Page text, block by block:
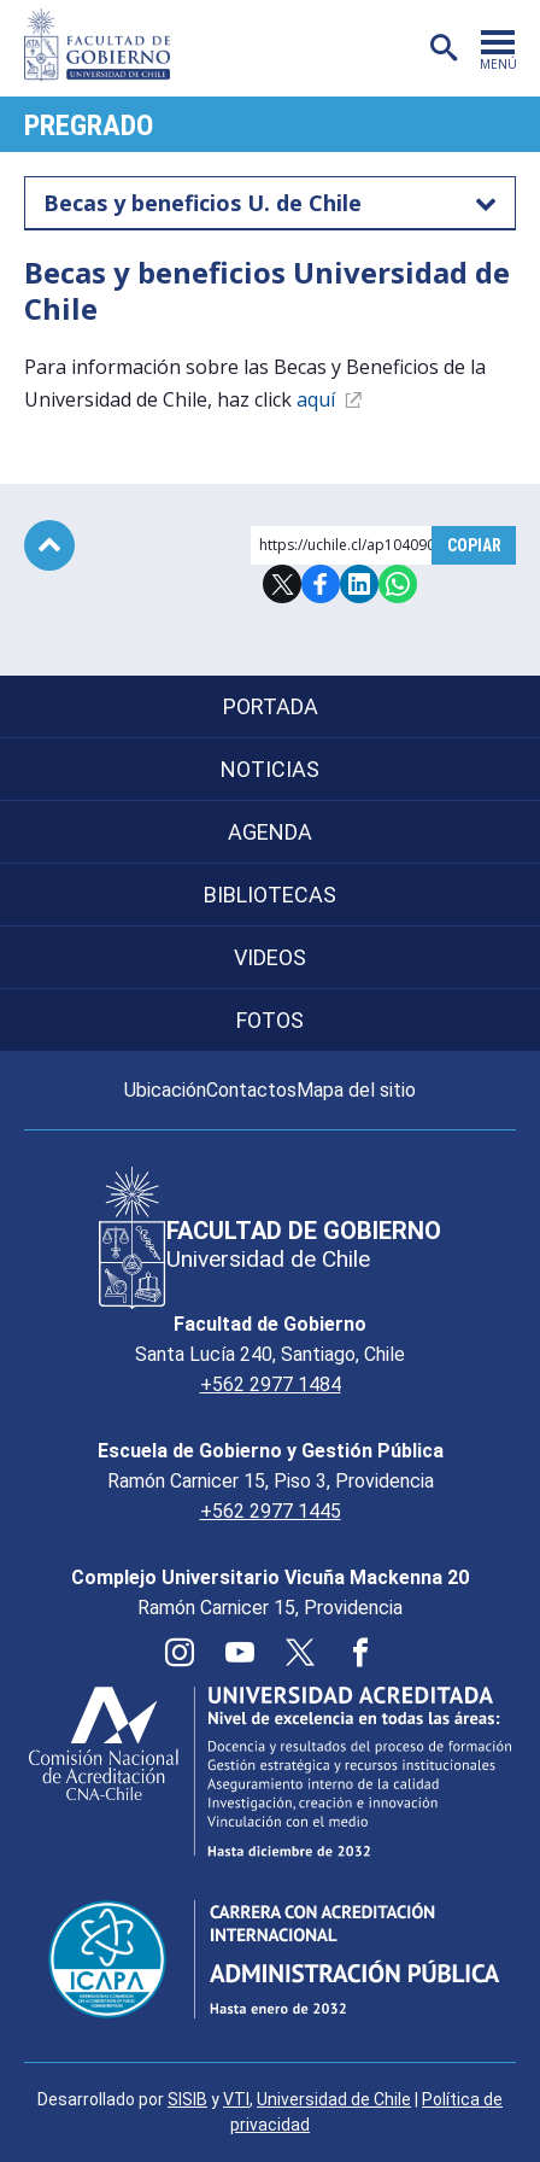
MENÚ
FACULTAD
CARRERAS
POSTGRADO
ADMISIÓN
Postulantes
Funcionarios
Egresados
PREGRADO
Becas y beneficios U. de Chile
Becas y beneficios Universidad de
Chile
Para información sobre las Becas y Beneficios de la
Universidad de Chile, haz clickaquí
https://uchile.cl/ap104090 COPIAR
PORTADA
NOTICIAS
AGENDA
BIBLIOTECAS
VIDEOS
FOTOS
UbicaciónContactosMapa del sitio
FACULTAD DE GOBIERNO
Universidad de Chile
Facultad de Gobierno
Santa Lucía 240, Santiago, Chile
+562 2977 1484
Escuela de Gobierno y Gestión Pública
Ramón Carnicer 15, Piso 3, Providencia
+562 2977 1445
Complejo Universitario Vicuña Mackenna 20
Ramón Carnicer 15, Providencia
Desarrollado porSISIB yVTI , Universidad de Chile
Política de
privacidad